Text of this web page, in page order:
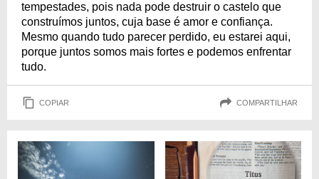
tempestades, pois nada pode destruir o castelo que
construímos juntos, cuja base é amor e confiança.
Mesmo quando tudo parecer perdido, eu estarei aqui,
porque juntos somos mais fortes e podemos enfrentar
tudo.
COPIAR COMPARTILHAR